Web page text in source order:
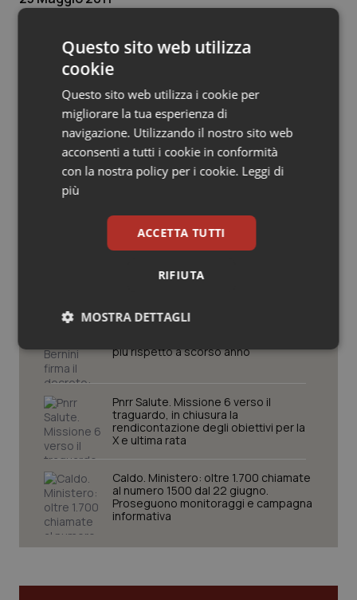
Sangue & coagulazione
Tiroide
Tumore al seno
Tumore ovarico
Tumori del Polmone & Testa Collo
Tumori gastrointestinali
Ulcera & Reflusso
Vaccini
© Riproduzione riservata
Potrebbe interessarti in
Governo e Parlamento
Decreto PA. Un commissario per
smaltire le scorte Covid, le liste
d’attesa tornano al Siveas e il
prenotazione passa ad Agenas. Saltano l’aumento
Università. Bernini firma il decreto:
più rispetto a scorso anno
Pnrr Salute. Missione 6 verso il
traguardo, in chiusura la
rendicontazione degli obiettivi per la
X e ultima rata
Caldo. Ministero: oltre 1.700 chiamate
al numero 1500 dal 22 giugno.
Proseguono monitoraggi e campagna
informativa
Questo sito web utilizza
cookie
Questo sito web utilizza i cookie per
migliorare la tua esperienza di
navigazione. Utilizzando il nostro sito web
acconsenti a tutti i cookie in conformità
con la nostra policy per i cookie. Leggi di
più
ACCETTA TUTTI
RIFIUTA
MOSTRA DETTAGLI
Necessari Statistici Marketing
Necessari Statistici Marketing
I cookie necessari contribuiscono a rendere fruibile il
sito web abilitandone funzionalità di base quali la
navigazione sulle pagine e l'accesso alle aree